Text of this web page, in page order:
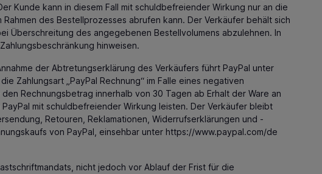
Kunde kann in diesem Fall mit schuldbefreiender Wirkung nur an die
des Bestellprozesses abrufen kann. Der Verkäufer behält sich
Überschreitung des angegebenen Bestellvolumens abzulehnen. In
hinweisen.
der Abtretungserklärung des Verkäufers führt PayPal unter
Zahlungsart „PayPal Rechnung“ im Falle eines negativen
Rechnungsbetrag innerhalb von 30 Tagen ab Erhalt der Ware an
mit schuldbefreiender Wirkung leisten. Der Verkäufer bleibt
Retouren, Reklamationen, Widerrufserklärungen und -
von PayPal, einsehbar unter https://www.paypal.com/de
nicht jedoch vor Ablauf der Frist für die